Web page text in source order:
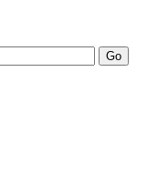
Go